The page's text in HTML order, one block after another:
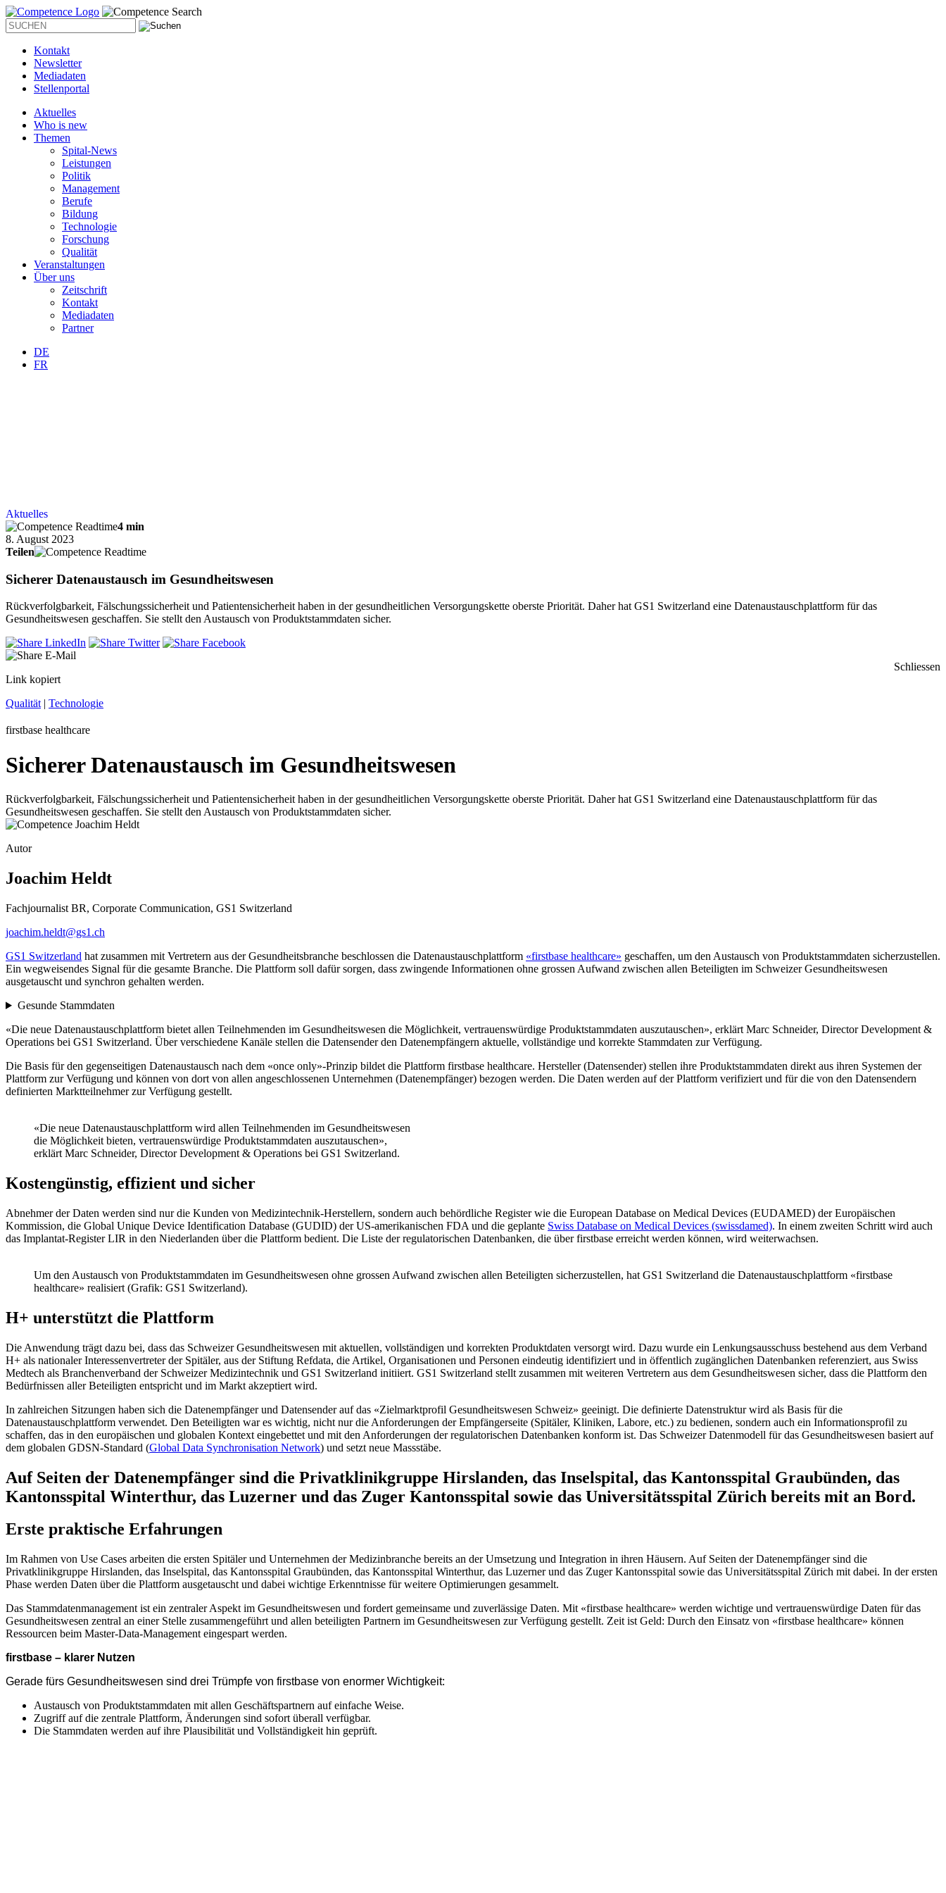
Kontakt
Newsletter
Mediadaten
Stellenportal
Aktuelles
Who is new
Themen
Spital-News
Leistungen
Politik
Management
Berufe
Bildung
Technologie
Forschung
Qualität
Veranstaltungen
Über uns
Zeitschrift
Kontakt
Mediadaten
Partner
DE
FR
Aktuelles
4 min
8. August 2023
Teilen
Sicherer Datenaustausch im Gesundheitswesen
Rückverfolgbarkeit, Fälschungssicherheit und Patientensicherheit haben in der gesundheitlichen Versorgungskette oberste Priorität. Daher hat GS1 Switzerland eine Datenaustauschplattform für das
Gesundheitswesen geschaffen. Sie stellt den Austausch von Produktstammdaten sicher.
Link kopiert
Schliessen
Qualität| Technologie
firstbase healthcare
Sicherer Datenaustausch im Gesundheitswesen
Rückverfolgbarkeit, Fälschungssicherheit und Patientensicherheit haben in der gesundheitlichen Versorgungskette oberste Priorität. Daher hat GS1 Switzerland eine Datenaustauschplattform für das
Gesundheitswesen geschaffen. Sie stellt den Austausch von Produktstammdaten sicher.
Autor
Joachim Heldt
Fachjournalist BR, Corporate Communication, GS1 Switzerland
joachim.heldt@gs1.ch
GS1 Switzerland hat zusammen mit Vertretern aus der Gesundheitsbranche beschlossen die Datenaustauschplattform «firstbase healthcare» geschaffen, um den Austausch von Produktstammdaten sicherzustellen.
Ein wegweisendes Signal für die gesamte Branche. Die Plattform soll dafür sorgen, dass zwingende Informationen ohne grossen Aufwand zwischen allen Beteiligten im Schweizer Gesundheitswesen
ausgetauscht und synchron gehalten werden.
Gesunde Stammdaten
«Die neue Datenaustauschplattform bietet allen Teilnehmenden im Gesundheitswesen die Möglichkeit, vertrauenswürdige Produktstammdaten auszutauschen», erklärt Marc Schneider, Director Development &
Operations bei GS1 Switzerland. Über verschiedene Kanäle stellen die Datensender den Datenempfängern aktuelle, vollständige und korrekte Stammdaten zur Verfügung.
Die Basis für den gegenseitigen Datenaustausch nach dem «once only»-Prinzip bildet die Plattform firstbase healthcare. Hersteller (Datensender) stellen ihre Produktstammdaten direkt aus ihren Systemen der
Plattform zur Verfügung und können von dort von allen angeschlossenen Unternehmen (Datenempfänger) bezogen werden. Die Daten werden auf der Plattform verifiziert und für die von den Datensendern
definierten Marktteilnehmer zur Verfügung gestellt.
«Die neue Datenaustauschplattform wird allen Teilnehmenden im Gesundheitswesen
die Möglichkeit bieten, vertrauenswürdige Produktstammdaten auszutauschen»,
erklärt Marc Schneider, Director Development & Operations bei GS1 Switzerland.
Kostengünstig, effizient und sicher
Abnehmer der Daten werden sind nur die Kunden von Medizintechnik-Herstellern, sondern auch behördliche Register wie die European Database on Medical Devices (EUDAMED) der Europäischen
Kommission, die Global Unique Device Identification Database (GUDID) der US-amerikanischen FDA und die geplante Swiss Database on Medical Devices (swissdamed). In einem zweiten Schritt wird auch
das Implantat-Register LIR in den Niederlanden über die Plattform bedient. Die Liste der regulatorischen Datenbanken, die über firstbase erreicht werden können, wird weiterwachsen.
Um den Austausch von Produktstammdaten im Gesundheitswesen ohne grossen Aufwand zwischen allen Beteiligten sicherzustellen, hat GS1 Switzerland die Datenaustauschplattform «firstbase
healthcare» realisiert (Grafik: GS1 Switzerland).
H+ unterstützt die Plattform
Die Anwendung trägt dazu bei, dass das Schweizer Gesundheitswesen mit aktuellen, vollstän­digen und korrekten Produktdaten versorgt wird. Dazu wurde ein Lenkungsausschuss bestehend aus dem Verband
H+ als nationaler Interessenvertreter der Spitäler, aus der Stiftung Refdata, die Artikel, Organisationen und Personen eindeutig identifiziert und in öffentlich zugänglichen Datenbanken referenziert, aus Swiss
Medtech als Branchenverband der Schweizer Medizintechnik und GS1 Switzerland initiiert. GS1 Switzerland stellt zusammen mit weiteren Vertretern aus dem Gesundheitswesen sicher, dass die Plattform den
Bedürfnissen aller Beteiligten entspricht und im Markt akzeptiert wird.
In zahlreichen Sitzungen haben sich die Datenempfänger und Datensender auf das «Zielmarkt­profil Gesundheitswesen Schweiz» geeinigt. Die definierte Datenstruktur wird als Basis für die
Datenaustauschplattform verwendet. Den Beteiligten war es wichtig, nicht nur die Anforderungen der Empfängerseite (Spitäler, Kliniken, Labore, etc.) zu bedienen, sondern auch ein Informationsprofil zu
schaffen, das in den europäischen und globalen Kontext eingebettet und mit den Anforderungen der regulatorischen Datenbanken konform ist. Das Schweizer Datenmodell für das Gesundheitswesen basiert auf
dem globalen GDSN-Standard (Global Data Synchronisation Network) und setzt neue Massstäbe.
Auf Seiten der Datenempfänger sind die Privatklinikgruppe Hirslanden, das Inselspital, das Kantonsspital Graubünden, das
Kantonsspital Winterthur, das Luzerner und das Zuger Kantonsspital sowie das Universitätsspital Zürich bereits mit an Bord.
Erste praktische Erfahrungen
Im Rahmen von Use Cases arbeiten die ersten Spitäler und Unternehmen der Medizinbranche bereits an der Umsetzung und Integration in ihren Häusern. Auf Seiten der Datenempfänger sind die
Privatklinikgruppe Hirslanden, das Inselspital, das Kantonsspital Graubünden, das Kantonsspital Winterthur, das Luzerner und das Zuger Kantonsspital sowie das Universitätsspital Zürich mit dabei. In der ersten
Phase werden Daten über die Plattform ausgetauscht und dabei wichtige Erkenntnisse für weitere Optimierungen gesammelt.
Das Stammdatenmanagement ist ein zentraler Aspekt im Gesundheitswesen und fordert gemeinsame und zuverlässige Daten. Mit «firstbase healthcare» werden wichtige und vertrauenswürdige Daten für das
Gesundheitswesen zentral an einer Stelle zusammengeführt und allen beteiligten Partnern im Gesundheitswesen zur Verfügung gestellt. Zeit ist Geld: Durch den Einsatz von «firstbase healthcare» können
Ressourcen beim Master-Data-Management eingespart werden.
firstbase – klarer Nutzen
Gerade fürs Gesundheitswesen sind drei Trümpfe von firstbase von enormer Wichtigkeit:
Austausch von Produktstammdaten mit allen Geschäftspartnern auf einfache Weise.
Zugriff auf die zentrale Plattform, Änderungen sind sofort überall verfügbar.
Die Stammdaten werden auf ihre Plausibilität und Vollständigkeit hin geprüft.